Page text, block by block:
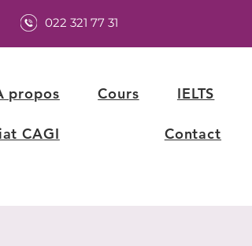
022 321 77 31
propos Cours IELTS
CAGI Contact